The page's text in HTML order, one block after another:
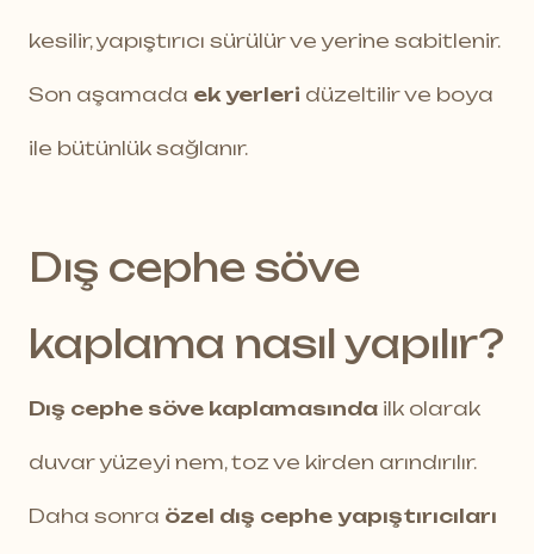
kesilir, yapıştırıcı sürülür ve yerine sabitlenir.
Son aşamada ek yerleri düzeltilir ve boya
ile bütünlük sağlanır.
Dış cephe söve
kaplama nasıl yapılır?
Dış cephe söve kaplamasında ilk olarak
duvar yüzeyi nem, toz ve kirden arındırılır.
Daha sonra özel dış cephe yapıştırıcıları